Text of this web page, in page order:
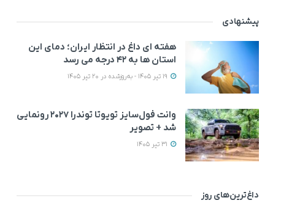
پیشنهادی
هفته ای داغ در انتظار ایران؛ دمای این
استان ها به ۴۲ درجه می رسد
وانت فول‌سایز تویوتا توندرا ۲۰۲۷ رونمایی
شد + تصویر
داغ‌ترین‌های روز